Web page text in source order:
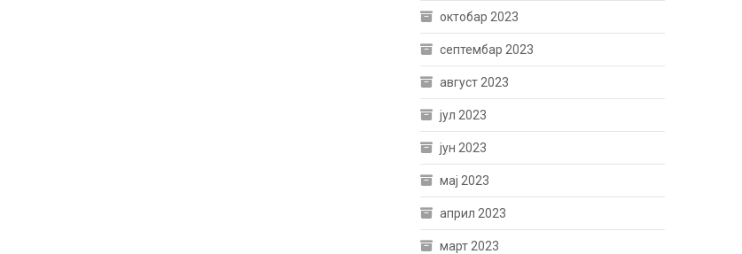
октобар 2023
септембар 2023
август 2023
јул 2023
јун 2023
мај 2023
април 2023
март 2023